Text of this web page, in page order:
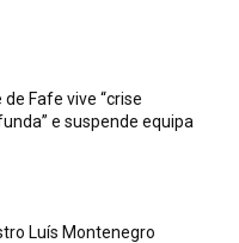
Fafe vive “crise
e suspende equipa
Luís Montenegro